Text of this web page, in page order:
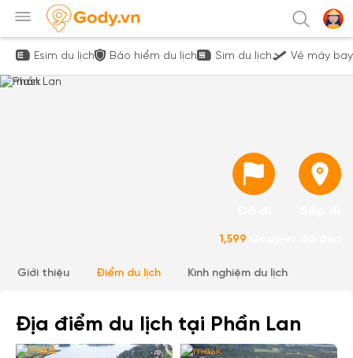
Esim du lịch Bảo hiểm du lịch Sim du lịch Vé máy bay
1,599
Giới thiệu Điểm du lịch Kinh nghiệm du lịch
Địa điểm du lịch tại Phần Lan